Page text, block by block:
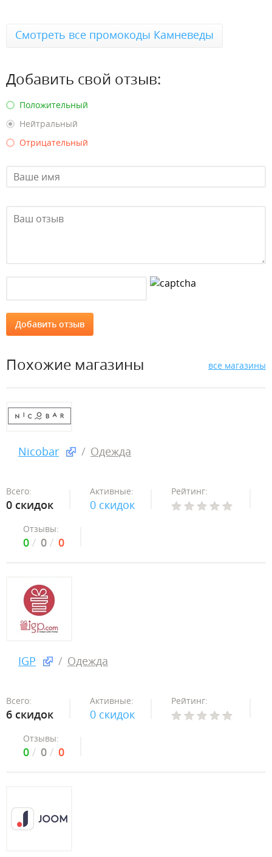
Смотреть все промокоды Камневеды
Добавить свой отзыв:
Положительный
Нейтральный
Отрицательный
Похожие магазины все магазины
Nicobar Одежда
Всего:
0 скидок
Активные:
0 скидок
Рейтинг:
Отзывы:
0 0 0
IGP Одежда
Всего:
6 скидок
Активные:
0 скидок
Рейтинг:
Отзывы:
0 0 0